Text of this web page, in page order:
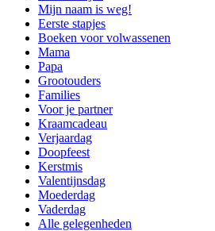
Mijn naam is weg!
Eerste stapjes
Boeken voor volwassenen
Mama
Papa
Grootouders
Families
Voor je partner
Kraamcadeau
Verjaardag
Doopfeest
Kerstmis
Valentijnsdag
Moederdag
Vaderdag
Alle gelegenheden